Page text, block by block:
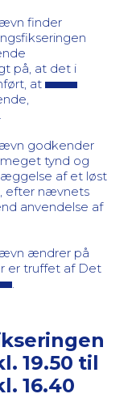
finder
på, at det i
at
godkender
tynd og
af et løst
efter nævnets
anvendelse af
ændrer på
er truffet af Det
19.50 til
16.40